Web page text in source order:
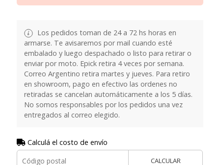
Los pedidos toman de 24 a 72 hs horas en
armarse. Te avisaremos por mail cuando esté
embalado y luego despachado o listo para retirar o
enviar por moto. Epick retira 4 veces por semana.
Correo Argentino retira martes y jueves. Para retiro
en showroom, pago en efectivo las ordenes no
retiradas se cancelan automáticamente a los 5 días.
No somos responsables por los pedidos una vez
entregados al correo elegido.
Calculá el costo de envío
CALCULAR